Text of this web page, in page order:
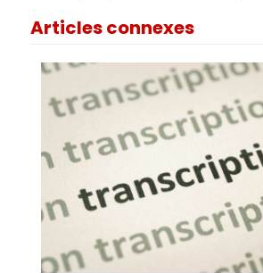
Articles connexes